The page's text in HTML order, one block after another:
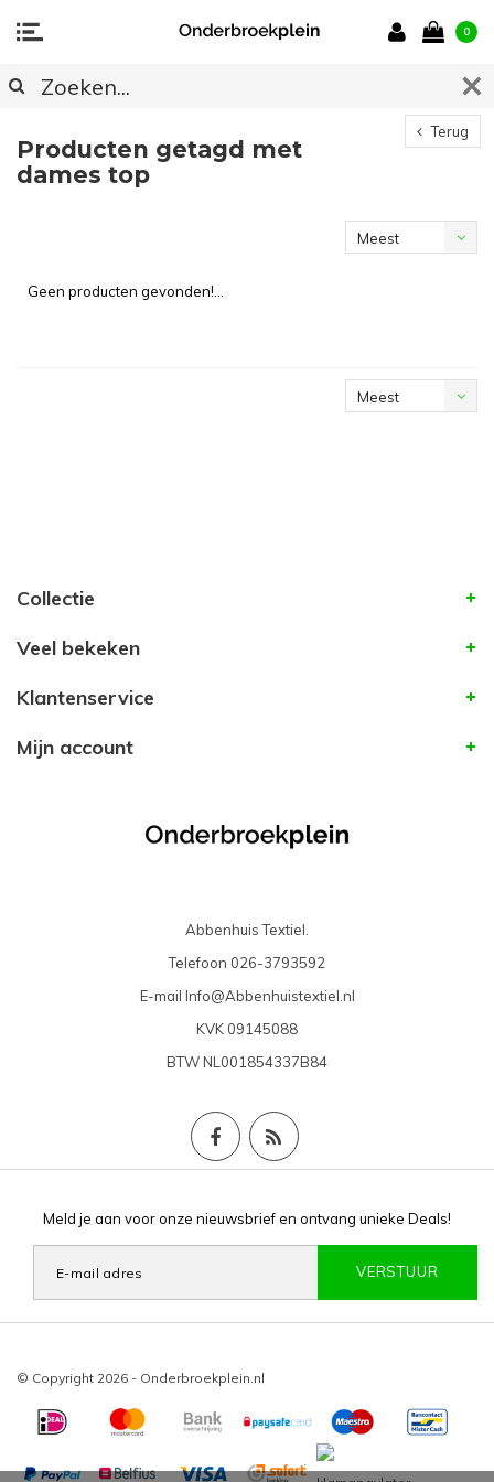
0
Terug
Producten getagd met
dames top
Meest
Geen producten gevonden!...
Meest
Collectie
Veel bekeken
Klantenservice
Mijn account
Abbenhuis Textiel.
Telefoon 026-3793592
E-mail Info@Abbenhuistextiel.nl
KVK 09145088
BTWNL001854337B84
Meld je aan voor onze nieuwsbrief en ontvang unieke Deals!
VERSTUUR
© Copyright 2026 - Onderbroekplein.nl